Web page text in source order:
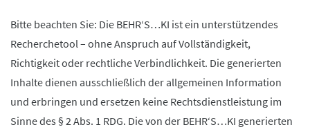
Bitte beachten Sie: Die BEHR‘S…KI ist ein unterstützendes
Recherchetool – ohne Anspruch auf Vollständigkeit,
Richtigkeit oder rechtliche Verbindlichkeit. Die generierten
Inhalte dienen ausschließlich der allgemeinen Information
und erbringen und ersetzen keine Rechtsdienstleistung im
Sinne des § 2 Abs. 1 RDG. Die von der BEHR‘S…KI generierten